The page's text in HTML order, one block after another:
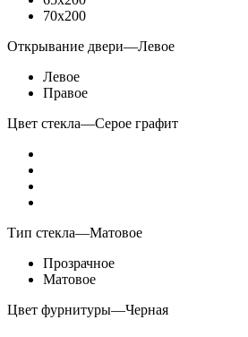
70x200
Открывание двери—Левое
Левое
Правое
Цвет стекла—Серое графит
Тип стекла—Матовое
Прозрачное
Матовое
Цвет фурнитуры—Черная